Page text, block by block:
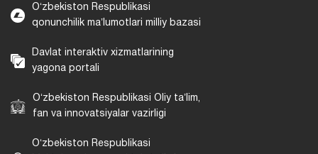
Oʻzbekiston Respublikasi
qonunchilik maʼlumotlari milliy bazasi
Davlat interaktiv xizmatlarining
yagona portali
Oʻzbekiston Respublikasi Oliy taʼlim,
fan va innovatsiyalar vazirligi
Oʻzbekiston Respublikasi